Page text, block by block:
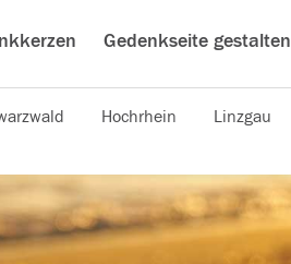
Gedenkseite gestalten
Hochrhein Linzgau